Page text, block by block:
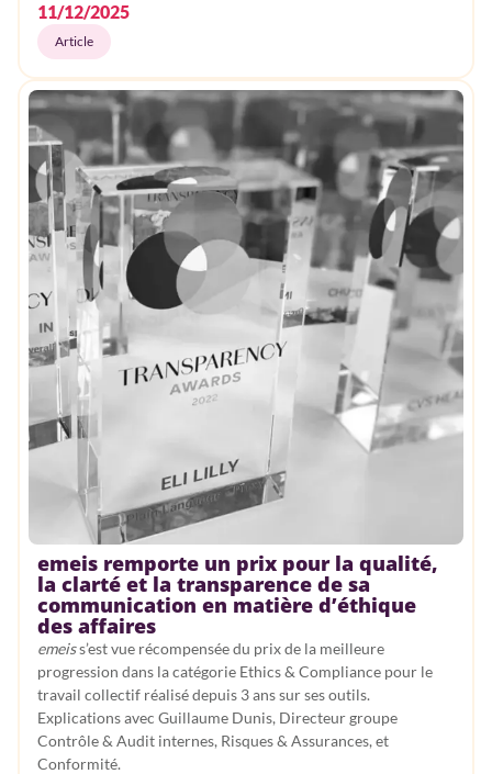
11/12/2025
Article
emeis remporte un prix pour la qualité,
la clarté et la transparence de sa
communication en matière d’éthique
des affaires
emeiss’est vue récompensée du prix de la meilleure
progression dans la catégorie Ethics & Compliance pour le
travail collectif réalisé depuis 3 ans sur ses outils.
Explications avec Guillaume Dunis, Directeur groupe
Contrôle & Audit internes, Risques & Assurances, et
Conformité.